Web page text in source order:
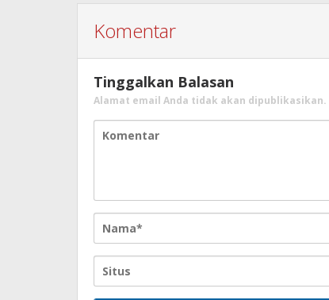
Komentar
Tinggalkan Balasan
Alamat email Anda tidak akan dipublikasikan.